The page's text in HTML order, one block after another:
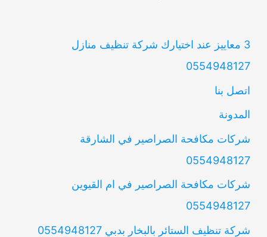
3 معاييز عند اختيارك شركة تنظيف منازل
0554948127
اتصل بنا
المدونة
شركات مكافحة الصراصير في الشارقة
0554948127
شركات مكافحة الصراصير في ام القيوين
0554948127
شركة تنظيف الستائر بالبخار بدبي 0554948127